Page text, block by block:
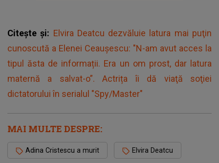
Citește și: Elvira Deatcu dezvăluie latura mai puţin
cunoscută a Elenei Ceaușescu: "N-am avut acces la
tipul ăsta de informații. Era un om prost, dar latura
maternă a salvat-o”. Actrița îi dă viaţă soţiei
dictatorului în serialul "Spy/Master"
MAI MULTE DESPRE:
Adina Cristescu a murit Elvira Deatcu